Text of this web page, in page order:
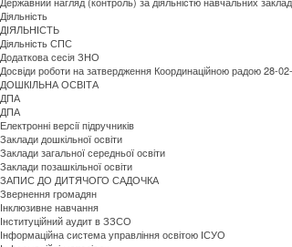
Діяльність
ДІЯЛЬНІСТЬ
Діяльність СПС
Додаткова сесія ЗНО
Досвіди роботи на затвердження Координаційною радою 28-
ДОШКІЛЬНА ОСВІТА
ДПА
ДПА
Електронні версії підручників
Заклади дошкільної освіти
Заклади загальної середньої освіти
Заклади позашкільної освіти
ЗАПИС ДО ДИТЯЧОГО САДОЧКА
Звернення громадян
Інклюзивне навчання
Інституційний аудит в ЗЗСО
Інформаційна система управління освітою ІСУО